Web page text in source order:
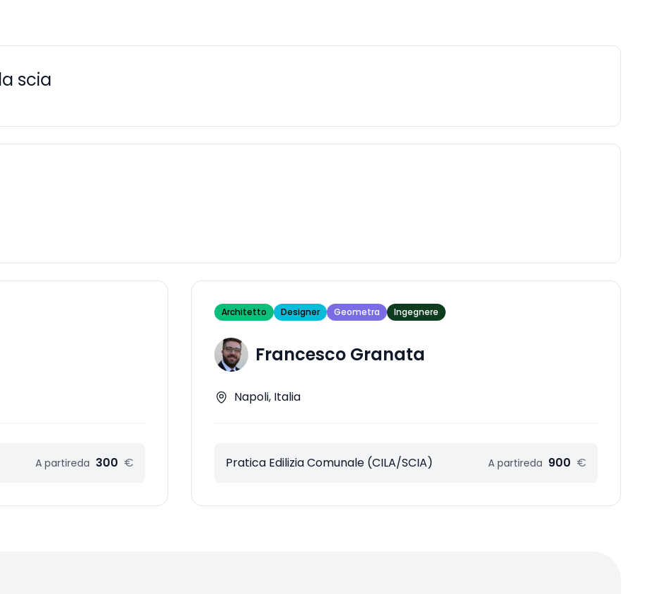
scia
A partireda 300 €
Architetto Designer Geometra Ingegnere
Francesco Granata
Napoli, Italia
Pratica Edilizia Comunale (CILA/SCIA) A partireda 900 €